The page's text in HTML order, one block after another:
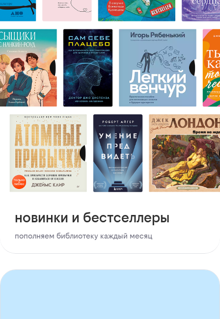
новинки и бестселлеры
пополняем библиотеку каждый месяц